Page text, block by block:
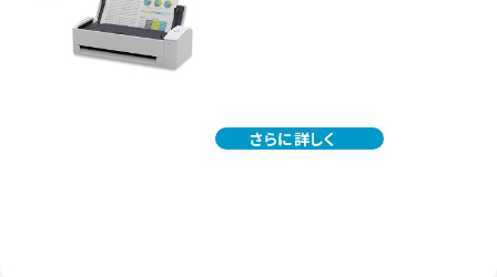
さらに詳しく